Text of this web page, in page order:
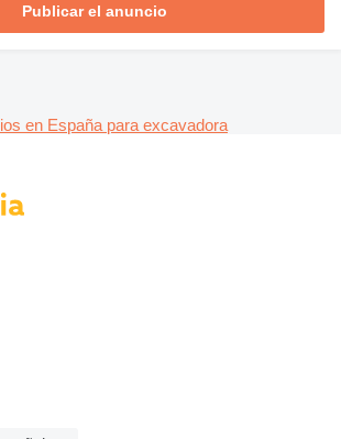
Publicar el anuncio
en España para excavadora